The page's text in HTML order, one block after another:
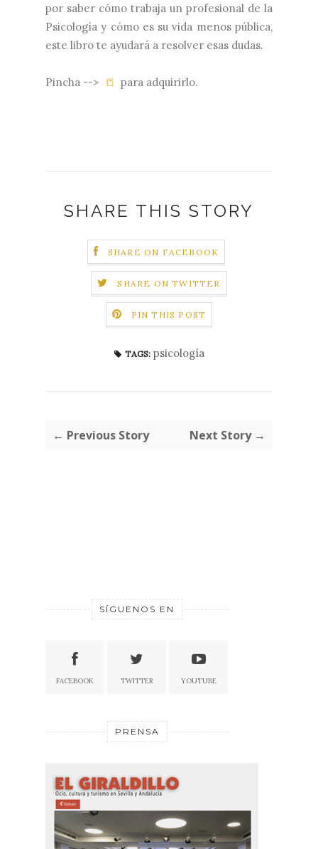
por saber cómo trabaja un profesional de la
Psicología y cómo es su vida menos pública,
este libro te ayudará a resolver esas dudas.
Pincha --> 📒 para adquirirlo.
SHARE THIS STORY
SHARE ON FACEBOOK
SHARE ON TWITTER
PIN THIS POST
TAGS: psicología
← Previous Story Next Story →
SÍGUENOS EN
FACEBOOK TWITTER YOUTUBE
PRENSA